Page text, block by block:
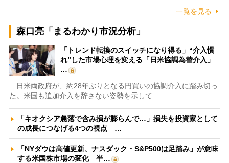
一覧を見る
森口亮「まるわかり市況分析」
「トレンド転換のスイッチになり得る」“介入慣
れ”した市場心理を変える「日米協調為替介入」
…
日米両政府が、約28年ぶりとなる円買いの協調介入に踏み切っ
た。米国も追加介入を辞さない姿勢を示して…
「キオクシア急落で含み損が膨らんで…」損失を投資家として
の成長につなげる4つの視点 …
「NYダウは高値更新、ナスダック・S&P500は足踏み」が意味
する米国株市場の変化 半…